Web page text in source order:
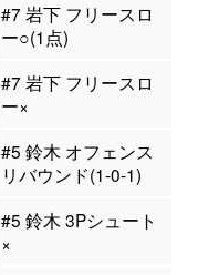
#7 岩下 フリースロ
ー○(1点)
#7 岩下 フリースロ
ー×
#5 鈴木 オフェンス
リバウンド(1-0-1)
#5 鈴木 3Pシュート
×